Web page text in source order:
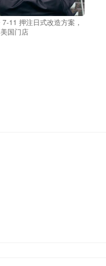
11 押注日式改造方案，
国门店